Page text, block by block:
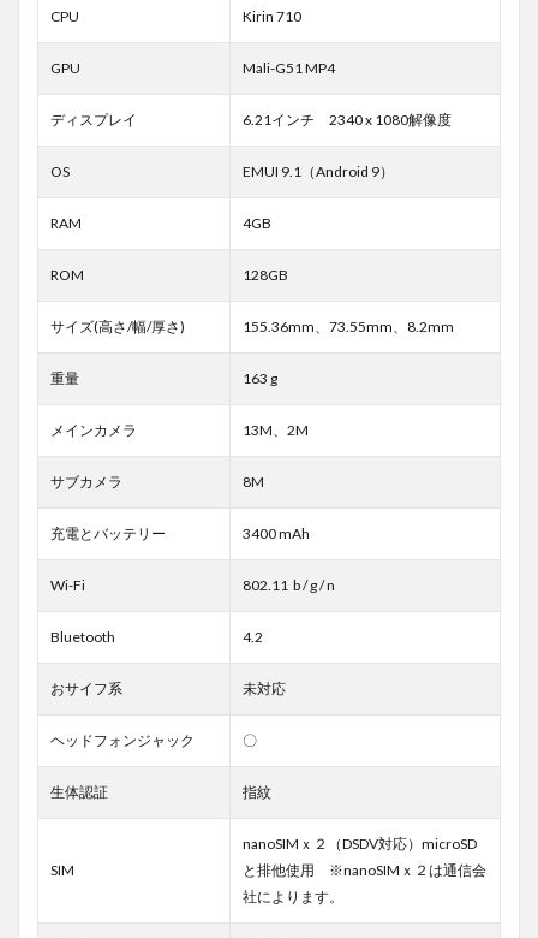
CPU Kirin 710
GPU Mali-G51 MP4
ディスプレイ 6.21インチ 2340 x 1080解像度
OS EMUI 9.1（Android 9）
RAM 4GB
ROM 128GB
サイズ(高さ/幅/厚さ) 155.36mm、73.55mm、8.2mm
重量 163 g
メインカメラ 13M、2M
サブカメラ 8M
充電とバッテリー 3400 mAh
Wi-Fi 802.11 b / g / n
Bluetooth 4.2
おサイフ系 未対応
ヘッドフォンジャック 〇
生体認証 指紋
SIM
nanoSIMｘ２（DSDV対応）microSD
と排他使用 ※nanoSIMｘ２は通信会
社によります。